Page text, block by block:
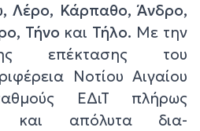
Λέρο, Κάρπαθο, Άνδρο,
Τήνο και Τήλο. Με την
επέκτασης του
Νοτίου Αιγαίου
ΕΔιΤ πλήρως
και απόλυτα δια-